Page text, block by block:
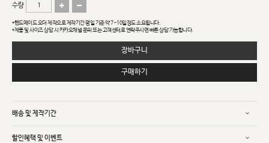
수량
*핸드메이드 오더 제작으로 제작기간 평일 기준 약 7~10일정도 소요됩니다.
*제품 및 사이즈 상담 시 카카오채널 문의 또는 고객센터로 연락주시면 빠른 상담 가능합니다.
장바구니
구매하기
배송 및 제작기간
할인혜택 및 이벤트